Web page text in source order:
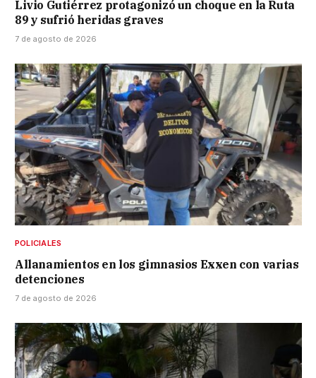
Livio Gutiérrez protagonizó un choque en la Ruta
89 y sufrió heridas graves
7 de agosto de 2026
POLICIALES
Allanamientos en los gimnasios Exxen con varias
detenciones
7 de agosto de 2026